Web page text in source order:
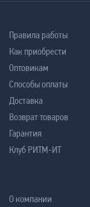
Правила работы
Как приобрести
Оптовикам
Способы оплаты
Доставка
Возврат товаров
Гарантия
Клуб РИТМ-ИТ
О компании